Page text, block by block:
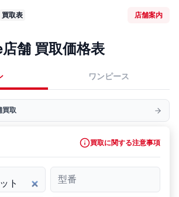
買取表 店舗案内
舗 買取価格表
ワンピース
取
買取に関する注意事項
型番